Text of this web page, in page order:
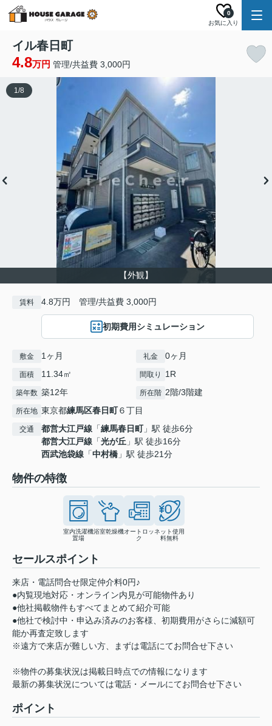
お気に入り
0
イル春日町
4.8万円 管理/共益費 3,000円
【外観】
1/8
賃料 4.8万円 管理/共益費 3,000円
初期費用シミュレーション
敷金 1ヶ月 礼金 0ヶ月
面積 11.34㎡ 間取り 1R
築年数 築12年 所在階 2階/3階建
所在地 東京都練馬区春日町６丁目
交通 都営大江戸線 「練馬春日町」駅 徒歩6分
都営大江戸線 「光が丘 」駅 徒歩16分
西武池袋線 「中村橋 」駅 徒歩21分
物件の特徴
室内洗濯機
置場
浴室乾燥機オートロッ
ク
ネット使用
料無料
セールスポイント
来店・電話問合せ限定仲介料0円♪
●内覧現地対応・オンライン内見が可能物件あり
●他社掲載物件もすべてまとめて紹介可能
●他社で検討中・申込み済みのお客様、初期費用がさらに減額可
能か再査定致します
※遠方で来店が難しい方、まずは電話にてお問合せ下さい
※物件の募集状況は掲載日時点での情報になります
最新の募集状況については電話・メールにてお問合せ下さい
ポイント